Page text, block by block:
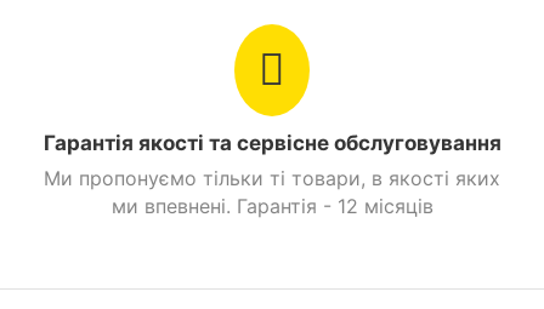
Гарантія якості та сервісне обслуговування
Ми пропонуємо тільки ті товари, в якості яких
ми впевнені. Гарантія - 12 місяців